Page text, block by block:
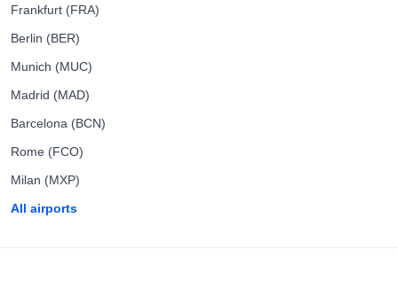
Frankfurt (FRA)
Berlin (BER)
Munich (MUC)
Madrid (MAD)
Barcelona (BCN)
Rome (FCO)
Milan (MXP)
All airports